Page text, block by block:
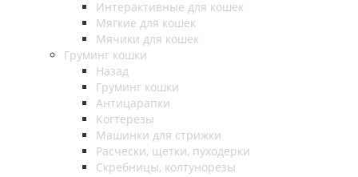
Интерактивные для кошек
Мягкие для кошек
Мячики для кошек
Груминг кошки
Назад
Груминг кошки
Антицарапки
Когтерезы
Машинки для стрижки
Расчески, щетки, пуходерки
Скребницы, колтунорезы